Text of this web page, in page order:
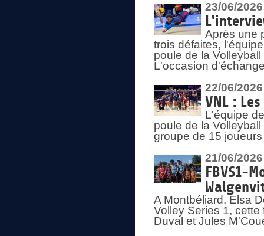
23/06/2026
Après une
trois défaites,
poule de la
L'occasion
22/06/2026
VNL :
L'équipe
poule de la
groupe de 15
21/06/2026
FBVS1-
A Montbéliard, Elsa
Volley Series 1,
Duval et Jules